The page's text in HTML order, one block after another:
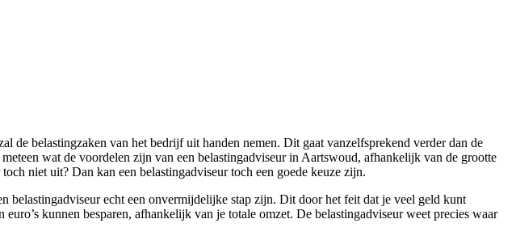
belastingzaken van het bedrijf uit handen nemen. Dit gaat vanzelfsprekend verder dan de
wat de voordelen zijn van een belastingadviseur in Aartswoud, afhankelijk van de grootte
niet uit? Dan kan een belastingadviseur toch een goede keuze zijn.
belastingadviseur echt een onvermijdelijke stap zijn. Dit door het feit dat je veel geld kunt
kunnen besparen, afhankelijk van je totale omzet. De belastingadviseur weet precies waar